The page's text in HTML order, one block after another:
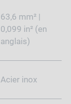
63,6 mm² |
0,099 in² (en
anglais)
Acier inox